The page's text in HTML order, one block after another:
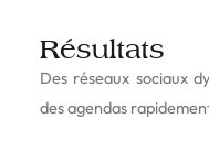
Résultats
Des réseaux sociaux
des agendas